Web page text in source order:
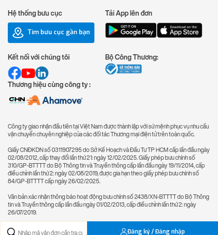
Hệ thống bưu cục
Tìm bưu cục gần bạn
Tải App lên đơn
Kết nối với chúng tôi
Thương hiệu cùng công ty :
Bộ Công Thương:
Công ty giao nhận đầu tiên tại Việt Nam được thành lập với sứ mệnh phục vụ nhu cầu
vận chuyển chuyên nghiệp của các đối tác Thương mại điện tử trên toàn quốc.
Giấy CNĐKDN số 0311907295 do Sở Kế Hoạch và Đầu Tư TP HCM cấp lần đầu ngày
02/08/2012, cấp thay đổi lần thứ 21: ngày 12/02/2025. Giấy phép bưu chính số
310/GP-BTTTT do Bộ Thông tin và Truyền thông cấp lần đầu ngày 19/11/2014, cấp
điều chỉnh lần thứ 2: ngày 02/08/2019, được gia hạn theo giấy phép bưu chính số
84/GP-BTTTT cấp ngày 26/02/2025.
Văn bản xác nhận thông báo hoạt động bưu chính số 2438/XN-BTTTT do Bộ Thông
tin và Truyền thông cấp lần đầu ngày 01/02/2013, cấp điều chỉnh lần thứ 2: ngày
26/07/2019.
Đăng ký / Đăng nhập